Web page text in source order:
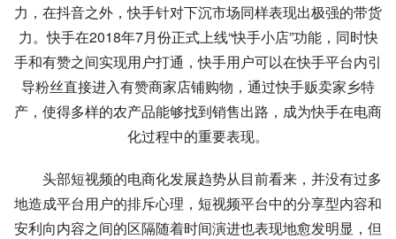
力，在抖音之外，快手针对下沉市场同样表现出极强的带货
力。快手在2018年7月份正式上线“快手小店”功能，同时快
手和有赞之间实现用户打通，快手用户可以在快手平台内引
导粉丝直接进入有赞商家店铺购物，通过快手贩卖家乡特
产，使得多样的农产品能够找到销售出路，成为快手在电商
化过程中的重要表现。
头部短视频的电商化发展趋势从目前看来，并没有过多
地造成平台用户的排斥心理，短视频平台中的分享型内容和
安利向内容之间的区隔随着时间演进也表现地愈发明显，但